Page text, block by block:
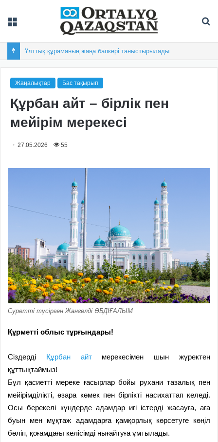
Ұлттық құраманың жаңа бапкері таныстырылады
Жаңалықтар Бас тақырып
Құрбан айт – бірлік пен
мейірім мерекесі
27.05.2026 55
Суретті түсірген Жангелді ӘБДІҒАЛЫМ
Құрметті облыс тұрғындары!
Сіздерді Құрбан айтмерекесімен шын жүректен
құттықтаймыз!
Бұл қасиетті мереке ғасыр­лар бойы рухани тазалық пен
мейірімділікті, өзара көмек пен бірлікті насихаттап келеді.
Осы берекелі күндерде адамдар игі істерді жасау­ға, аға
буын мен мұқтаж адам­дарға қамқорлық көрсету­ге көңіл
бөліп, қоғамдағы келі­сімді нығайтуға ұмтылады.